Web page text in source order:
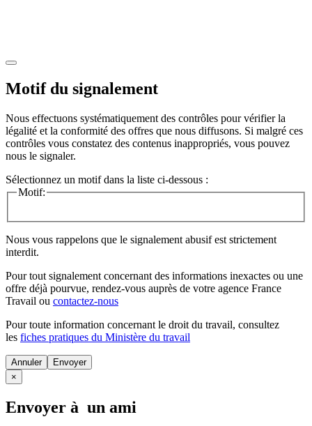
Motif du signalement
Nous effectuons systématiquement des contrôles pour vérifier la
légalité et la conformité des offres que nous diffusons. Si malgré ces
contrôles vous constatez des contenus inappropriés, vous pouvez
nous le signaler.
Sélectionnez un motif dans la liste ci-dessous :
Motif:
Nous vous rappelons que le signalement abusif est strictement
interdit.
Pour tout signalement concernant des informations inexactes ou une
offre déjà pourvue, rendez-vous auprès de votre agence France
Travail ou contactez-nous
Pour toute information concernant le droit du travail, consultez
les fiches pratiques du Ministère du travail
Annuler
×
Envoyer à un ami